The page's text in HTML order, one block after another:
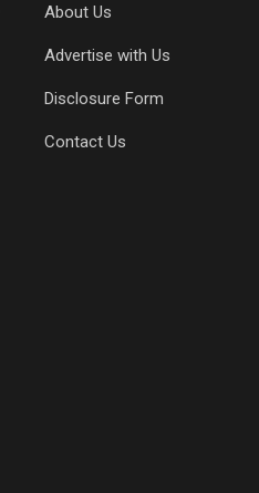
About Us
Advertise with Us
Disclosure Form
Contact Us